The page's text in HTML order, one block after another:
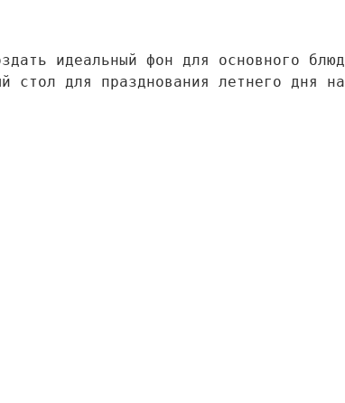
идеальный фон для основного
стол для празднования летнего дня